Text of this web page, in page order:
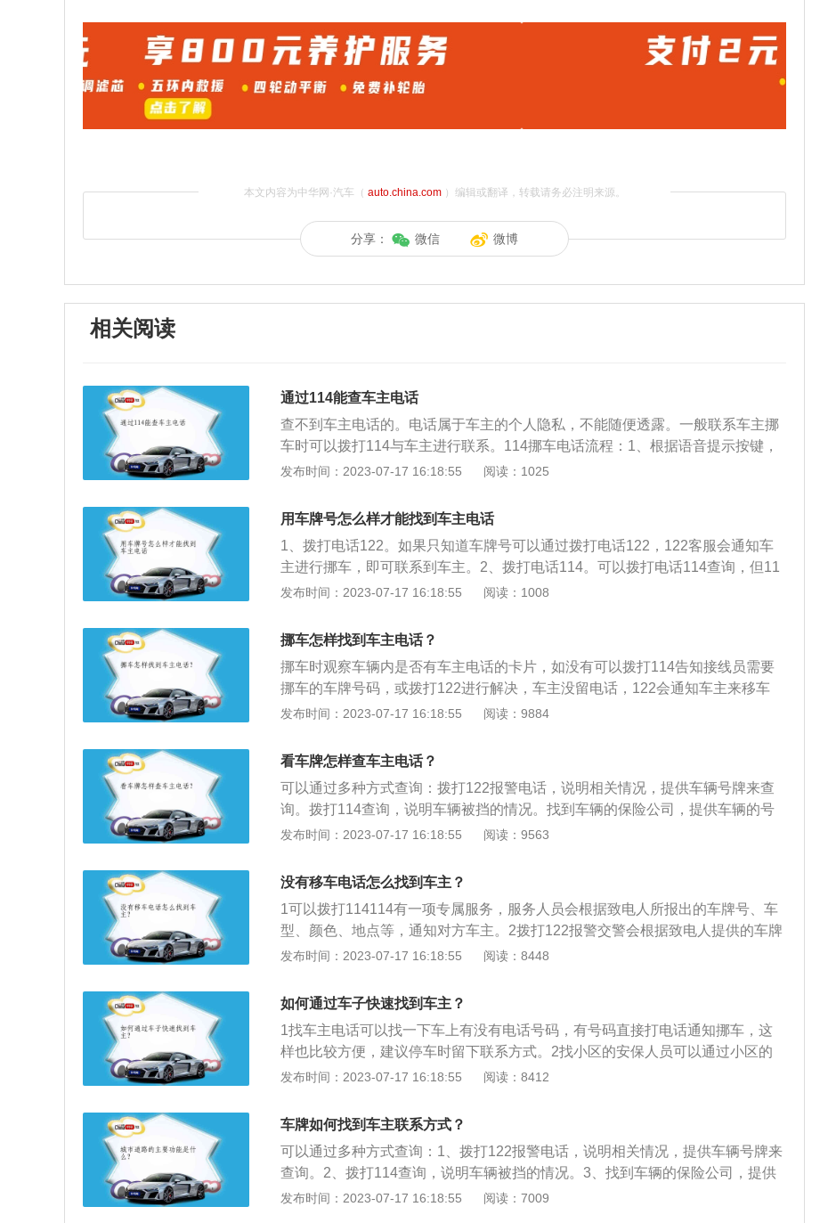
本文内容为中华网·汽车（ auto.china.com）编辑或翻译，转载请务必注明来源。
分享： 微信 微博
相关阅读
通过114能查车主电话
查不到车主电话的。电话属于车主的个人隐私，不能随便透露。一般联系车主挪
车时可以拨打114与车主进行联系。114挪车电话流程：1、根据语音提示按键，
进入人工服务，这时话务员就接通了。2、说明需要挪车的情况。一般114会让提
自己的电话通过114，就会转接到对方车主的手机上，但不会透露对方的号码。
堵车需要挪车时的小办法：1、首先察看车窗，看是否有车主的临时停靠电话。
如果有的话，直接拨打电话即可。2、拨打122交通事故报警台。询问话务员自己
的车子被某某车牌号的车辆在哪个地点堵住了，能否提供挪车服务。正常情况
下，交警那边会很快联系车主挪车。
发布时间：2023-07-17 16:18:55 阅读：1025
用车牌号怎么样才能找到车主电话
1、拨打电话122。如果只知道车牌号可以通过拨打电话122，122客服会通知车
主进行挪车，即可联系到车主。2、拨打电话114。可以拨打电话114查询，但11
4查询需要车主是已经开通挪车服务的。3、保险公司进行查询。还可以持有效证
烦。4、通过APP联系车主。可以通过“交管12123”APP联系车主（以IOS最新2.8.
1版本为例）登录后在首页便可以找到一键挪车功能，点击进入，点击申请挪
车，进入信息填写页面，输入车牌号码、挡车地点，点击提醒信息，选择及时挪
车的选项，上传相关照片后，提交申请。5、在网上车管所查询。点击网上车管
所，进入机动车信息查询，输入车的号牌种类和号码，点击查询，通过车身颜
定即可。6、通过手机支付宝完成。首先打开手机支付宝，找到“城市服务”，点
击“一键挪车”，输入车牌号和位置，对方车主就会收到系统来电提示。车牌指车
辆号牌，上面有车辆的登记号码、登记地区以及其他的信息，它主要作用是通过
发布时间：2023-07-17 16:18:55 阅读：1008
挪车怎样找到车主电话？
挪车时观察车辆内是否有车主电话的卡片，如没有可以拨打114告知接线员需要
挪车的车牌号码，或拨打122进行解决，车主没留电话，122会通知车主来移车
的。1、需要查询的人，持有效证件到保险公司，按对方车牌号报建方式，可以
如果是不正当原因的话，一般保险公司不会协助。2、如果是该车牌的主人侵犯
了你的合法权益，建议你先给110报警，然后由110出面到车管所查询车主信息。
发布时间：2023-07-17 16:18:55 阅读：9884
看车牌怎样查车主电话？
可以通过多种方式查询：拨打122报警电话，说明相关情况，提供车辆号牌来查
询。拨打114查询，说明车辆被挡的情况。找到车辆的保险公司，提供车辆的号
牌说明情况来查询。车辆车牌可以查到的信息：通过车牌可以直接观察到机动车
部门或者是车辆管理所，有关部门。携带着相关的证明可以查询出机动车车主的
相关信息，比如说车辆的注册时间，以及车辆具体的信息。
发布时间：2023-07-17 16:18:55 阅读：9563
没有移车电话怎么找到车主？
1可以拨打114114有一项专属服务，服务人员会根据致电人所报出的车牌号、车
型、颜色、地点等，通知对方车主。2拨打122报警交警会根据致电人提供的车牌
号，帮忙联系车主。3查看保险标志前挡风玻璃上的保险标志，标志上有保险公
发布时间：2023-07-17 16:18:55 阅读：8448
如何通过车子快速找到车主？
1找车主电话可以找一下车上有没有电话号码，有号码直接打电话通知挪车，这
样也比较方便，建议停车时留下联系方式。2找小区的安保人员可以通过小区的
保安要车主的电话通知挪车，如果一些治安不是很好的小区可能不做登记，那就
车主电话的时候可以通过商场里的广播通知车主进行挪车。4通过保险公司来找
车主汽车前挡风玻璃的保单上会有保险公司的信息，通过拨打这个保险公司的电
话说汽车出现了剐蹭。
发布时间：2023-07-17 16:18:55 阅读：8412
车牌如何找到车主联系方式？
可以通过多种方式查询：1、拨打122报警电话，说明相关情况，提供车辆号牌来
查询。2、拨打114查询，说明车辆被挡的情况。3、找到车辆的保险公司，提供
车辆的号牌说明情况来查询。车辆车牌可以查到的信息：通过车牌可以直接观察
发布时间：2023-07-17 16:18:55 阅读：7009